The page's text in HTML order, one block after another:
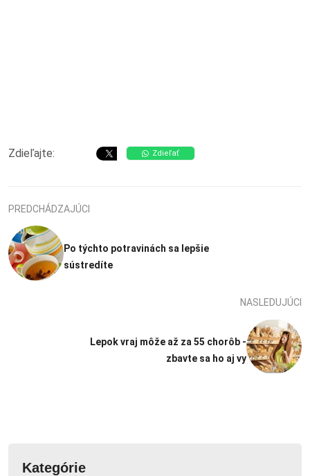
Zdieľajte: Zdieľať
PREDCHÁDZAJÚCI
Po týchto potravinách sa lepšie
sústredíte
NASLEDUJÚCI
Lepok vraj môže až za 55 chorôb -
zbavte sa ho aj vy
Kategórie